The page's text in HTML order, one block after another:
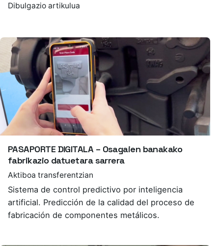
Dibulgazio artikulua
PASAPORTE DIGITALA – Osagaien banakako
fabrikazio datuetara sarrera
Aktiboa transferentzian
Sistema de control predictivo por inteligencia
artificial. Predicción de la calidad del proceso de
fabricación de componentes metálicos.